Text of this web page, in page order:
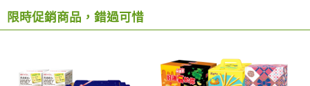
限時促銷商品，錯過可惜